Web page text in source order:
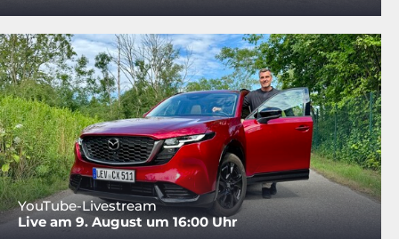
YouTube-Livestream
Live am 9. August um 16:00 Uhr